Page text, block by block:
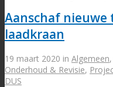
Aanschaf nieuwe
laadkraan
19 maart 2020 in Algemeen,
Onderhoud & Revisie,
DUS